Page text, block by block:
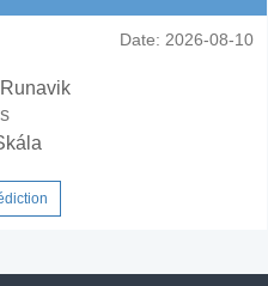
Date: 2026-08-10